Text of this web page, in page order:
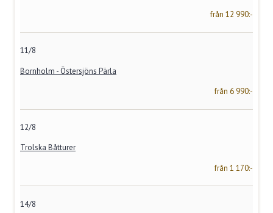
från 12 990:-
11/8
Bornholm - Östersjöns Pärla
från 6 990:-
12/8
Trolska Båtturer
från 1 170:-
14/8